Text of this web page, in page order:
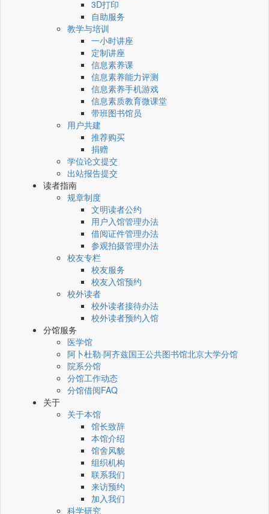
3D打印
自助服务
教学与培训
一小时讲座
定制讲座
信息素养课
信息素养能力评测
信息素养手机游戏
信息素质教育微课堂
带班图书馆员
用户共建
推荐购买
捐赠
学位论文提交
出站报告提交
读者指南
规章制度
文明读者公约
用户入馆管理办法
借阅证件管理办法
参观拍摄管理办法
校友专栏
校友服务
校友入馆预约
校外读者
校外读者接待办法
校外读者预约入馆
分馆服务
医学馆
阿卜杜勒·阿齐兹国王公共图书馆北京大学分馆
院系分馆
分馆工作动态
分馆借阅FAQ
关于
关于本馆
馆长致辞
本馆介绍
馆舍风貌
组织机构
联系我们
来访预约
加入我们
科学研究